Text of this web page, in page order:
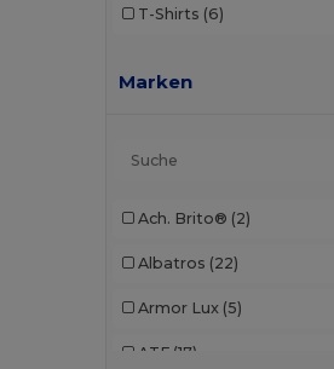
T-Shirts (6)
Marken
Ach. Brito® (2)
Albatros (22)
Armor Lux (5)
ATF (17)